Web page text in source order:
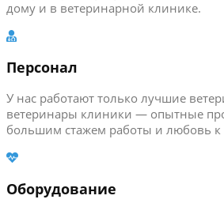
дому и в ветеринарной клинике.
Персонал
У нас работают только лучшие
ветеринары клиники — опытные
большим стажем работы и любовь
Оборудование